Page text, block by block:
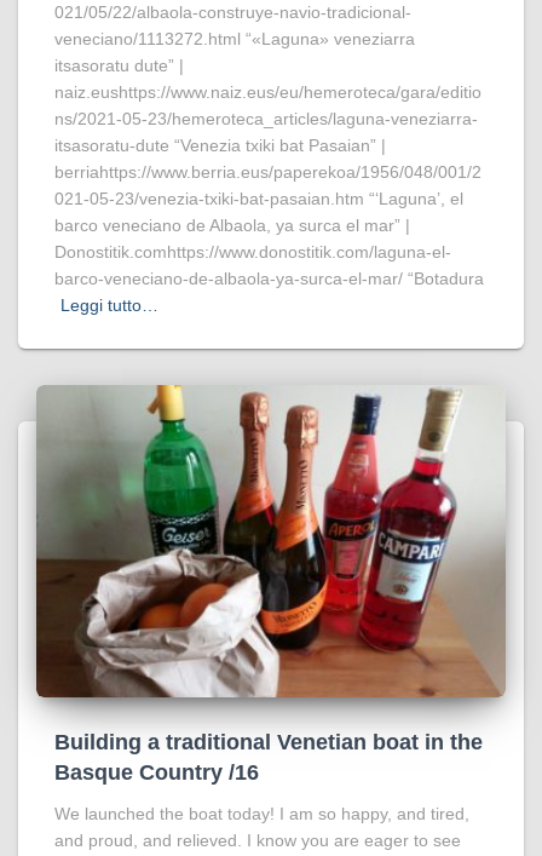
021/05/22/albaola-construye-navio-tradicional-
veneciano/1113272.html “«Laguna» veneziarra
itsasoratu dute” |
naiz.eushttps://www.naiz.eus/eu/hemeroteca/gara/editio
ns/2021-05-23/hemeroteca_articles/laguna-veneziarra-
itsasoratu-dute “Venezia txiki bat Pasaian” |
berriahttps://www.berria.eus/paperekoa/1956/048/001/2
021-05-23/venezia-txiki-bat-pasaian.htm “‘Laguna’, el
barco veneciano de Albaola, ya surca el mar” |
Donostitik.comhttps://www.donostitik.com/laguna-el-
barco-veneciano-de-albaola-ya-surca-el-mar/ “Botadura
Leggi tutto…
Building a traditional Venetian boat in the
Basque Country /16
We launched the boat today! I am so happy, and tired,
and proud, and relieved. I know you are eager to see